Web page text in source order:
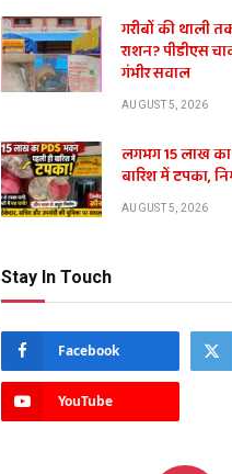
गरीबों की थाली
राशन? पीडीएस
गंभीर सवाल
AUGUST 5, 2026
लगभग 15 लाख का
बारिश में टपका,
AUGUST 5, 2026
Stay In Touch
Facebook
YouTube